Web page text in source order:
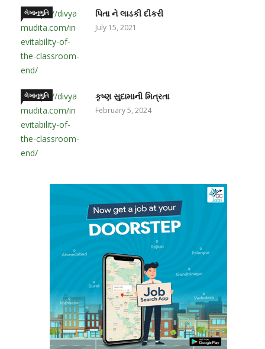
લેખાનુભુતિ પિતા ને લાડકી દીકરી
July 15, 2021
લેખાનુભુતિ કૃષ્ણ સુદામાની મિત્રતા
February 5, 2024